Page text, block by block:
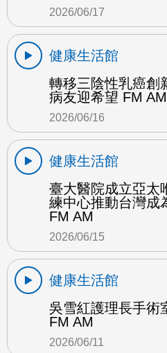
2026/06/17
健康生活館
轉移三陰性乳癌創
病友迎希望 FM AM
2026/06/16
健康生活館
臺大醫院成立亞太
練中心推動台灣成
FM AM
2026/06/15
健康生活館
吳雪紅護理長手術
FM AM
2026/06/11